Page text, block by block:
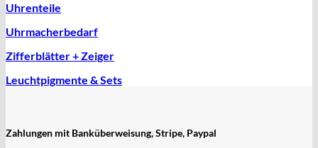
Uhrenteile
Uhrmacherbedarf
Zifferblätter + Zeiger
Leuchtpigmente & Sets
Zahlungen mit Banküberweisung, Stripe, Paypal